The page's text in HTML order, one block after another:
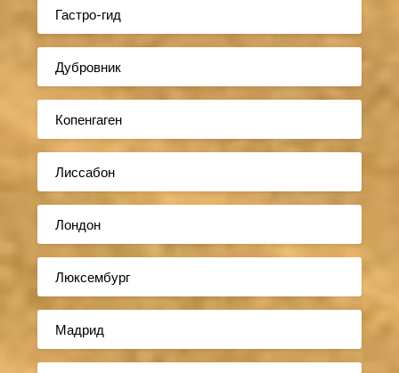
Гастро-гид
Дубровник
Копенгаген
Лиссабон
Лондон
Люксембург
Мадрид